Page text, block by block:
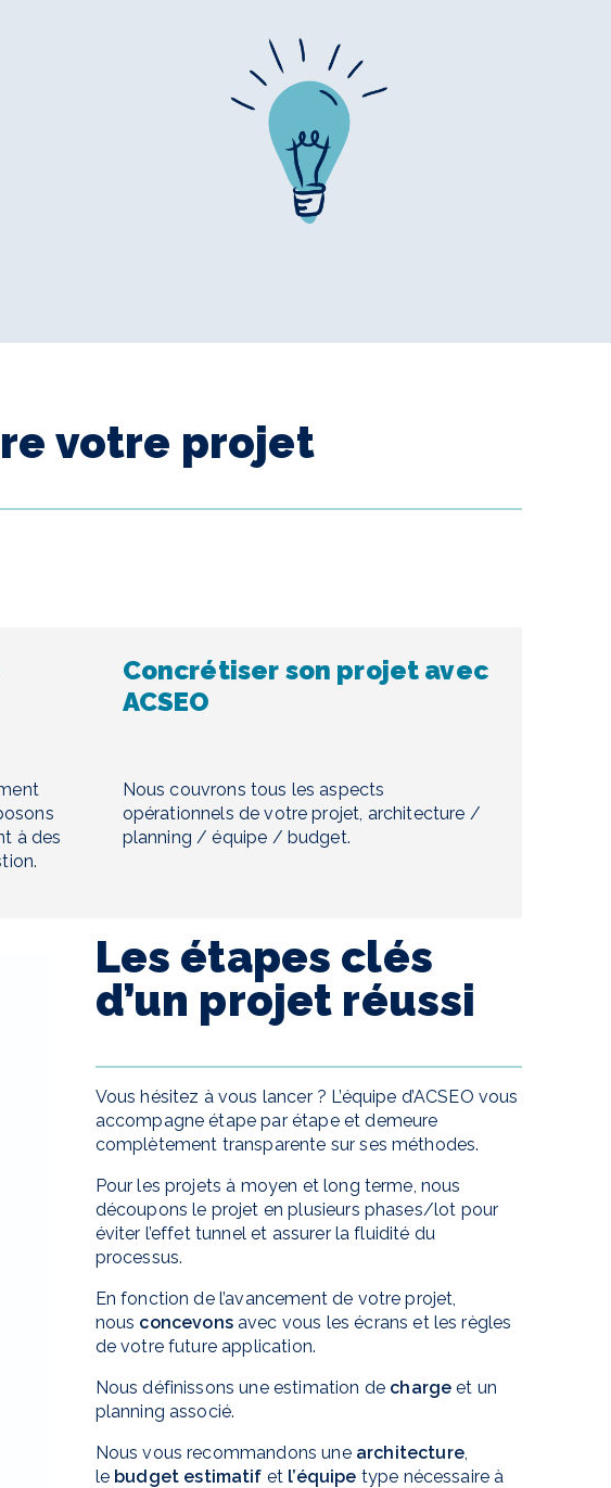
votre projet
à des
Concrétiser son projet avec
ACSEO
Nous couvrons tous les aspects
opérationnels de votre projet, architecture /
planning / équipe / budget.
Les étapes clés
d’un projet réussi
Vous hésitez à vous lancer ? L’équipe d’ACSEO vous
accompagne étape par étape et demeure
complètement transparente sur ses méthodes.
Pour les projets à moyen et long terme, nous
découpons le projet en plusieurs phases/lot pour
éviter l’effet tunnel et assurer la fluidité du
processus.
En fonction de l’avancement de votre projet,
nous concevonsavec vous les écrans et les règles
de votre future application.
Nous définissons une estimation de charge et un
planning associé.
Nous vous recommandons une architecture,
le budget estimatif et l’équipe type nécessaire à